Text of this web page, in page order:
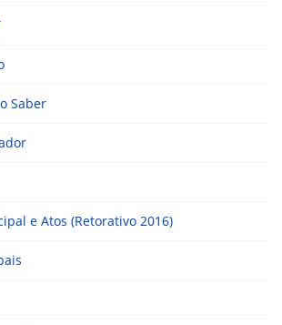
Saber
e Atos (Retorativo 2016)